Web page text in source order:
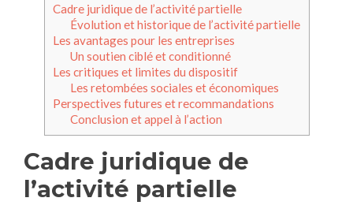
Cadre juridique de l’activité partielle
Évolution et historique de l’activité partielle
Les avantages pour les entreprises
Un soutien ciblé et conditionné
Les critiques et limites du dispositif
Les retombées sociales et économiques
Perspectives futures et recommandations
Conclusion et appel à l’action
Cadre juridique de
l’activité partielle